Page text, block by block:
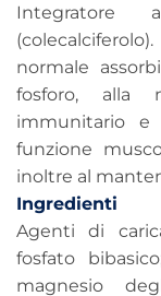
Integratore
normale
fosforo, alla
immunitario e
funzione
inoltre al
Ingredienti
Agenti di
fosfato
magnesio